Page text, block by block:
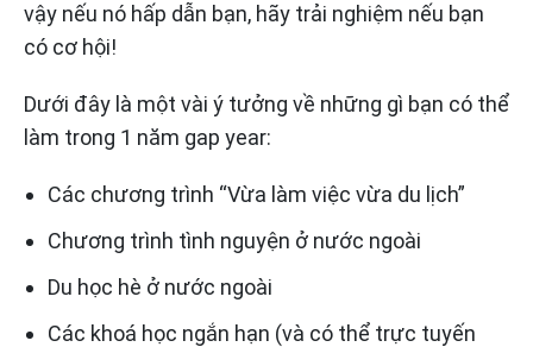
vậy nếu nó hấp dẫn bạn, hãy trải nghiệm nếu bạn
có cơ hội!
Dưới đây là một vài ý tưởng về những gì bạn có thể
làm trong 1 năm gap year:
Các chương trình “Vừa làm việc vừa du lịch”
Chương trình tình nguyện ở nước ngoài
Du học hè ở nước ngoài
Các khoá học ngắn hạn (và có thể trực tuyến